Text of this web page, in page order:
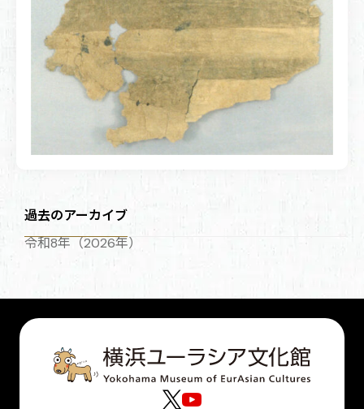
過去のアーカイブ
令和8年（2026年）